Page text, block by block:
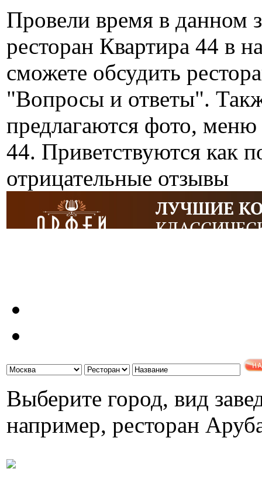
Провели время в данном
ресторан Квартира 44 в
сможете обсудить
"Вопросы и ответы".
предлагаются фото, меню
44. Приветствуются как
отрицательные отзывы
Выберите город, вид
например, ресторан